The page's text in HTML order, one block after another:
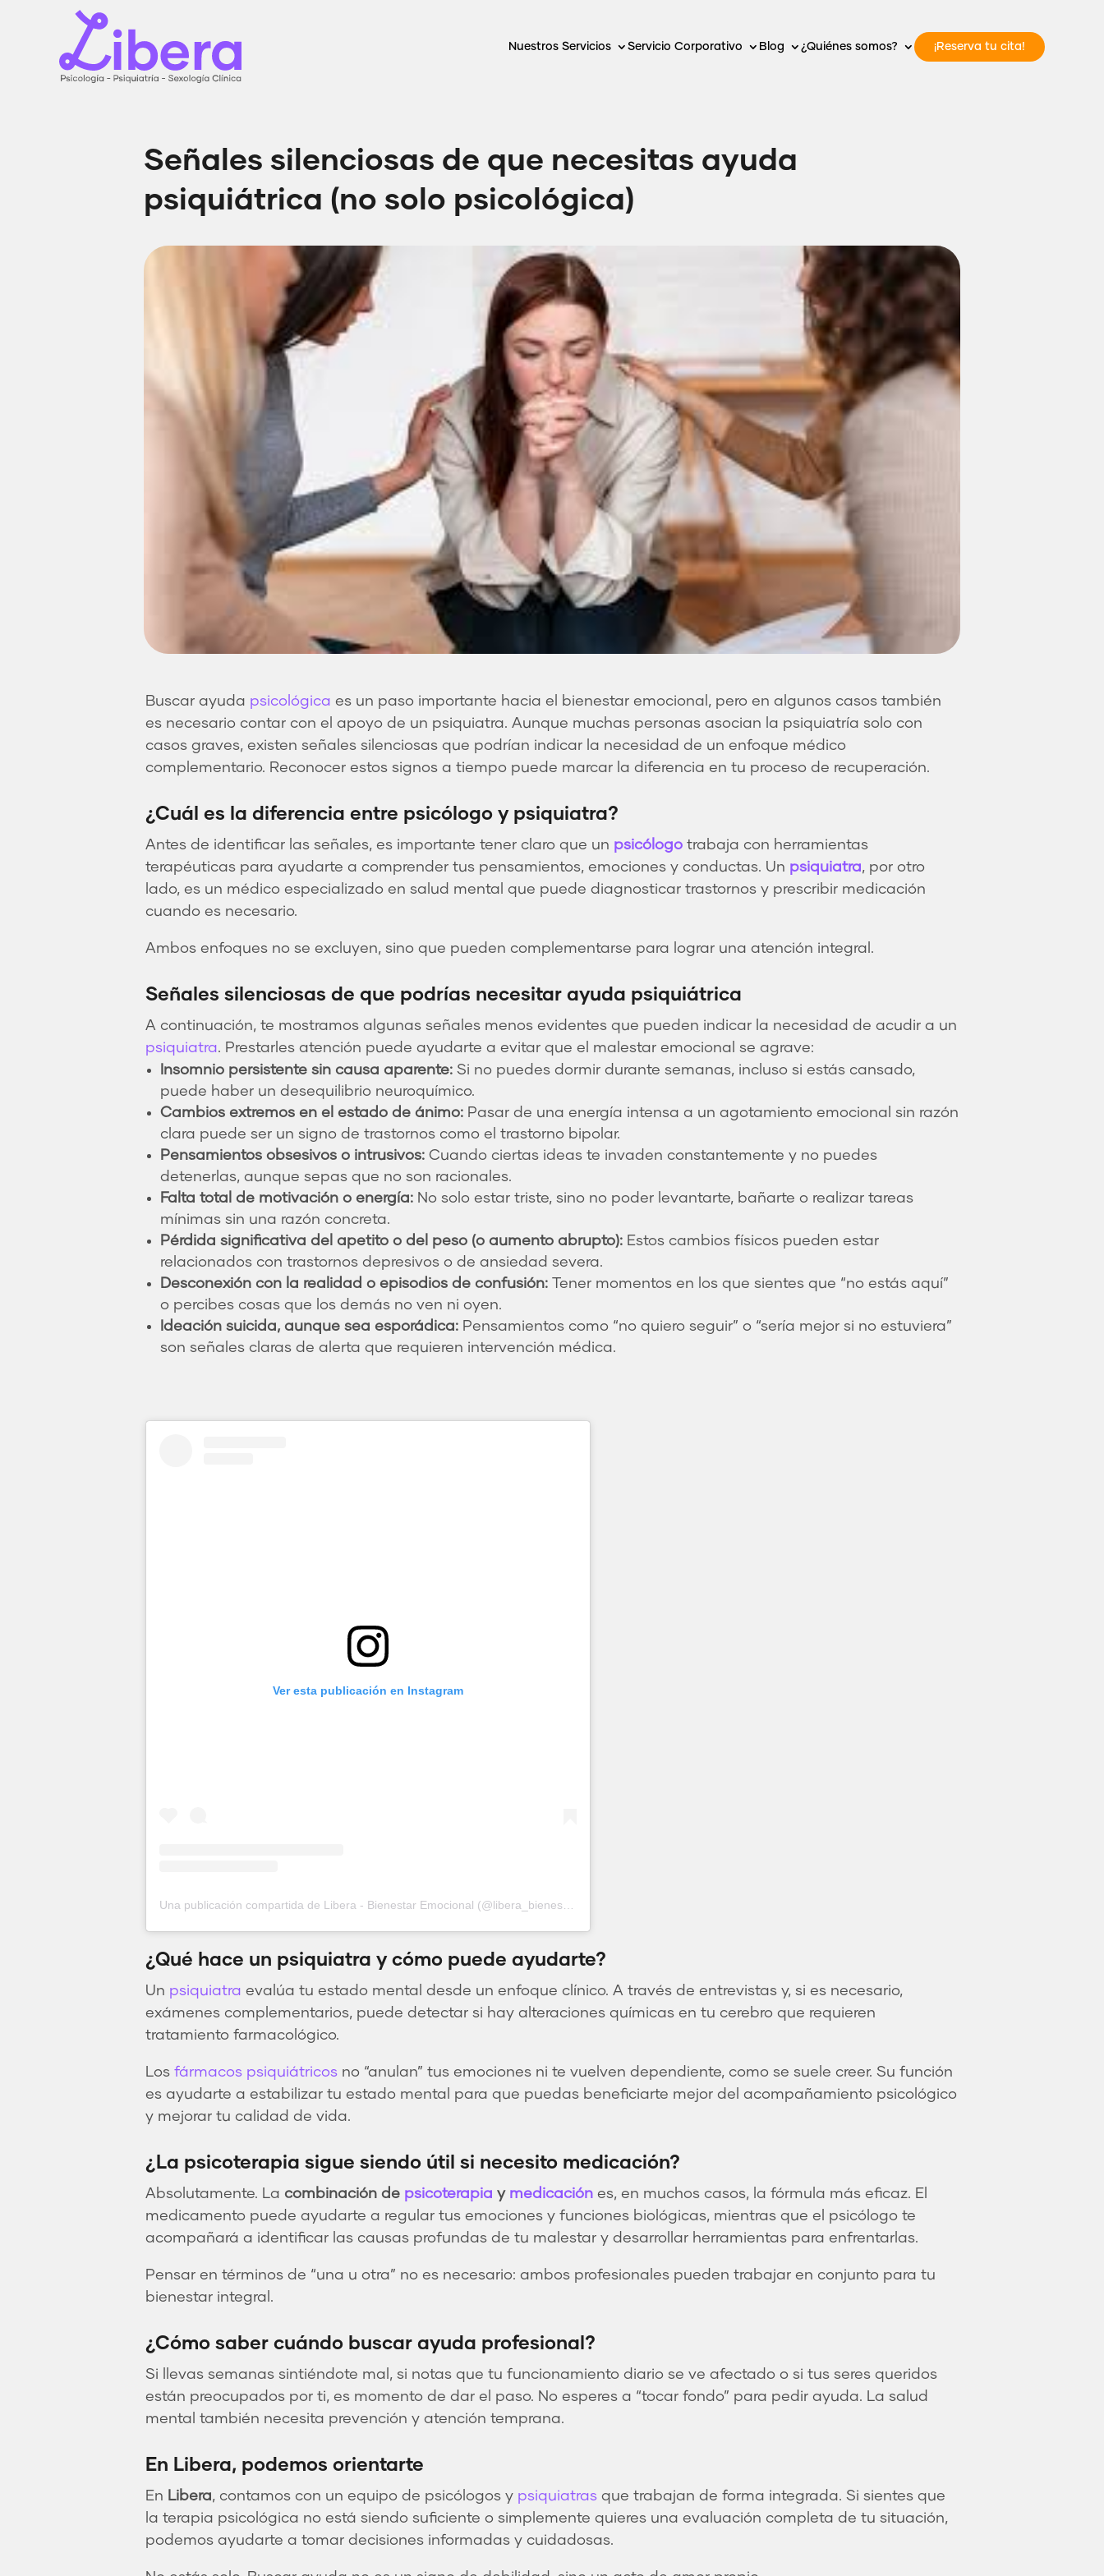
Nuestros Servicios Servicio Corporativo Blog ¿Quiénes somos? ¡Reserva tu cita!
Señales silenciosas de que necesitas ayuda
psiquiátrica (no solo psicológica)
Buscar ayuda psicológica es un paso importante hacia el bienestar emocional, pero en algunos casos también
es necesario contar con el apoyo de un psiquiatra. Aunque muchas personas asocian la psiquiatría solo con
casos graves, existen señales silenciosas que podrían indicar la necesidad de un enfoque médico
complementario. Reconocer estos signos a tiempo puede marcar la diferencia en tu proceso de recuperación.
¿Cuál es la diferencia entre psicólogo y psiquiatra?
Antes de identificar las señales, es importante tener claro que un psicólogo trabaja con herramientas
terapéuticas para ayudarte a comprender tus pensamientos, emociones y conductas. Un psiquiatra, por otro
lado, es un médico especializado en salud mental que puede diagnosticar trastornos y prescribir medicación
cuando es necesario.
Ambos enfoques no se excluyen, sino que pueden complementarse para lograr una atención integral.
Señales silenciosas de que podrías necesitar ayuda psiquiátrica
A continuación, te mostramos algunas señales menos evidentes que pueden indicar la necesidad de acudir a un
psiquiatra. Prestarles atención puede ayudarte a evitar que el malestar emocional se agrave:
Insomnio persistente sin causa aparente: Si no puedes dormir durante semanas, incluso si estás cansado,
puede haber un desequilibrio neuroquímico.
Cambios extremos en el estado de ánimo: Pasar de una energía intensa a un agotamiento emocional sin razón
clara puede ser un signo de trastornos como el trastorno bipolar.
Pensamientos obsesivos o intrusivos: Cuando ciertas ideas te invaden constantemente y no puedes
detenerlas, aunque sepas que no son racionales.
Falta total de motivación o energía: No solo estar triste, sino no poder levantarte, bañarte o realizar tareas
mínimas sin una razón concreta.
Pérdida significativa del apetito o del peso (o aumento abrupto): Estos cambios físicos pueden estar
relacionados con trastornos depresivos o de ansiedad severa.
Desconexión con la realidad o episodios de confusión: Tener momentos en los que sientes que “no estás aquí”
o percibes cosas que los demás no ven ni oyen.
Ideación suicida, aunque sea esporádica: Pensamientos como “no quiero seguir” o “sería mejor si no estuviera”
son señales claras de alerta que requieren intervención médica.
Ver esta publicación en Instagram
¿Qué hace un psiquiatra y cómo puede ayudarte?
Un psiquiatra evalúa tu estado mental desde un enfoque clínico. A través de entrevistas y, si es necesario,
exámenes complementarios, puede detectar si hay alteraciones químicas en tu cerebro que requieren
tratamiento farmacológico.
Los fármacos psiquiátricos no “anulan” tus emociones ni te vuelven dependiente, como se suele creer. Su función
es ayudarte a estabilizar tu estado mental para que puedas beneficiarte mejor del acompañamiento psicológico
y mejorar tu calidad de vida.
¿La psicoterapia sigue siendo útil si necesito medicación?
Absolutamente. La combinación de psicoterapia y medicación es, en muchos casos, la fórmula más eficaz. El
medicamento puede ayudarte a regular tus emociones y funciones biológicas, mientras que el psicólogo te
acompañará a identificar las causas profundas de tu malestar y desarrollar herramientas para enfrentarlas.
Pensar en términos de “una u otra” no es necesario: ambos profesionales pueden trabajar en conjunto para tu
bienestar integral.
¿Cómo saber cuándo buscar ayuda profesional?
Si llevas semanas sintiéndote mal, si notas que tu funcionamiento diario se ve afectado o si tus seres queridos
están preocupados por ti, es momento de dar el paso. No esperes a “tocar fondo” para pedir ayuda. La salud
mental también necesita prevención y atención temprana.
En Libera, podemos orientarte
En Libera, contamos con un equipo de psicólogos y psiquiatras que trabajan de forma integrada. Si sientes que
la terapia psicológica no está siendo suficiente o simplemente quieres una evaluación completa de tu situación,
podemos ayudarte a tomar decisiones informadas y cuidadosas.